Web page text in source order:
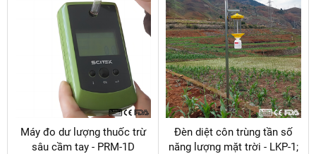
Máy đo dư lượng thuốc trừ
sâu cầm tay - PRM-1D
Đèn diệt côn trùng tần số
năng lượng mặt trời - LKP-1;